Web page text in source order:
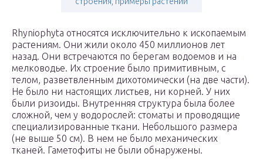
Rhyniophyta относятся исключительно к ископаемым
растениям. Они жили около 450 миллионов лет
назад. Они встречаются по берегам водоемов и на
мелководье. Их строение было примитивным, с
телом, разветвленным дихотомически (на две части).
Не было ни настоящих листьев, ни корней. У них
были ризоиды. Внутренняя структура была более
сложной, чем у водорослей: стоматы и проводящие
специализированные ткани. Небольшого размера
(не выше 50 см). В нем не было механических
тканей. Гаметофиты не были обнаружены.